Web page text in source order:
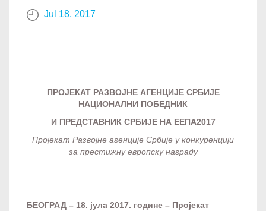
Jul 18, 2017
ПРОЈЕКАТ РАЗВОЈНЕ АГЕНЦИЈЕ СРБИЈЕ
НАЦИОНАЛНИ ПОБЕДНИК
И ПРЕДСТАВНИК СРБИЈЕ НА ЕЕПА2017
Пројекат Развојне агенције Србије у конкуренцији
за престижну европску награду
БЕОГРАД – 18. јула 2017. године – Пројекат